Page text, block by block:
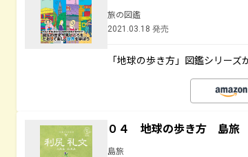
旅の図鑑
2021.03.18 発売
「地球の歩き方」図鑑シリーズ
０４ 地球の歩き方 島
島旅